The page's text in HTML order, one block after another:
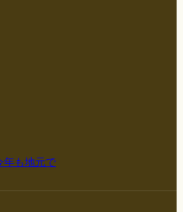
年も地元で